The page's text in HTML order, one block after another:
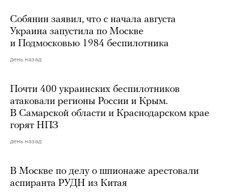
Собянин заявил, что с начала августа
Украина запустила по Москве
и Подмосковью 1984 беспилотника
день назад
Почти 400 украинских беспилотников
атаковали регионы России и Крым.
В Самарской области и Краснодарском крае
горят НПЗ
день назад
В Москве по делу о шпионаже арестовали
аспиранта РУДН из Китая